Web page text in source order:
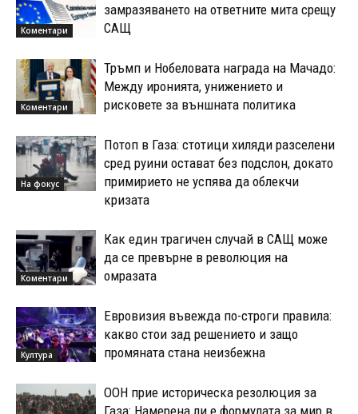
Коментари
замразяването на ответните мита срещу
САЩ
Коментари
Тръмп и Нобеловата награда на Мачадо:
Между иронията, унижението и
рисковете за външната политика
На фокус
Потоп в Газа: стотици хиляди разселени
сред руини остават без подслон, докато
примирието не успява да облекчи
кризата
Коментари
Как един трагичен случай в САЩ може
да се превърне в революция на
омразата
Култура
Евровизия въвежда по-строги правила:
какво стои зад решението и защо
промяната стана неизбежна
ООН прие историческа резолюция за
Газа: Намерена ли е формулата за мир в